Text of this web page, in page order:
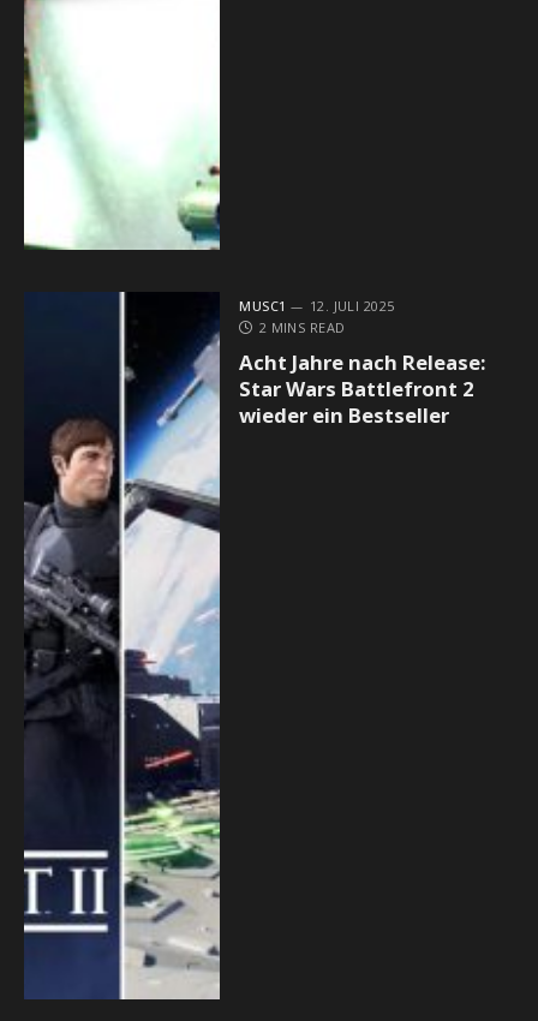
MUSC1
12. JULI 2025
2 MINS READ
Acht Jahre nach Release:
Star Wars Battlefront 2
wieder ein Bestseller